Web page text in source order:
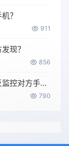
？
911
现？
856
方手机啊？
790